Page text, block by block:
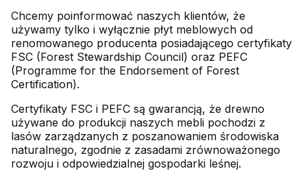
Chcemy poinformować naszych klientów, że
używamy tylko i wyłącznie płyt meblowych od
renomowanego producenta posiadającego certyfikaty
FSC (Forest Stewardship Council) oraz PEFC
(Programme for the Endorsement of Forest
Certification).
Certyfikaty FSC i PEFC są gwarancją, że drewno
używane do produkcji naszych mebli pochodzi z
lasów zarządzanych z poszanowaniem środowiska
naturalnego, zgodnie z zasadami zrównoważonego
rozwoju i odpowiedzialnej gospodarki leśnej.